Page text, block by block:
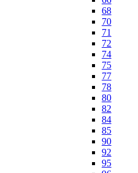
68
70
71
72
74
75
77
78
80
82
84
85
90
92
95